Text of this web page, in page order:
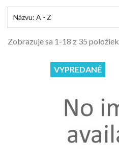
Názvu: A - Z
Zobrazuje sa 1-18 z 35 položiek
VYPREDANÉ